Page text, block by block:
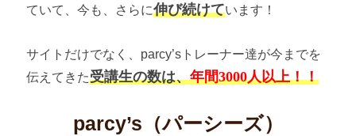
ていて、今も、さらに伸び続けています！
サイトだけでなく、parcy’sトレーナー達が今までを
伝えてきた受講生の数は、年間3000人以上！！
parcy’s（パーシーズ）